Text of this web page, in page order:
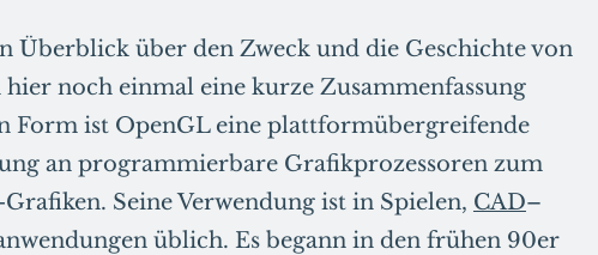
Überblick über den Zweck und die Geschichte von
noch einmal eine kurze Zusammenfassung
Form ist OpenGL eine plattformübergreifende
an programmierbare Grafikprozessoren zum
Seine Verwendung ist in Spielen, CAD–
üblich. Es begann in den frühen 90er